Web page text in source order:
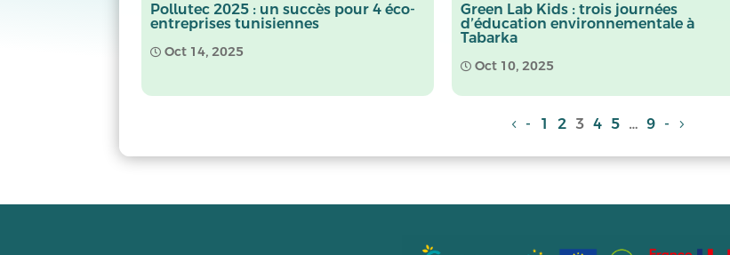
Pollutec 2025 : un succès pour 4 éco-
entreprises tunisiennes
 Oct 14, 2025
Green Lab Kids : trois journées
d’éducation environnementale à
Tabarka
 Oct 10, 2025
- 1 2 3 4 5 … 9 -